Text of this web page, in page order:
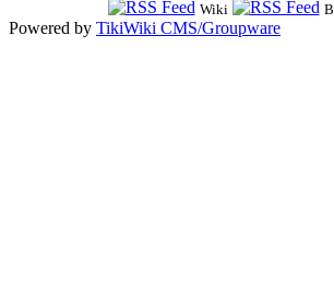
Wiki
Powered by TikiWiki CMS/Groupware